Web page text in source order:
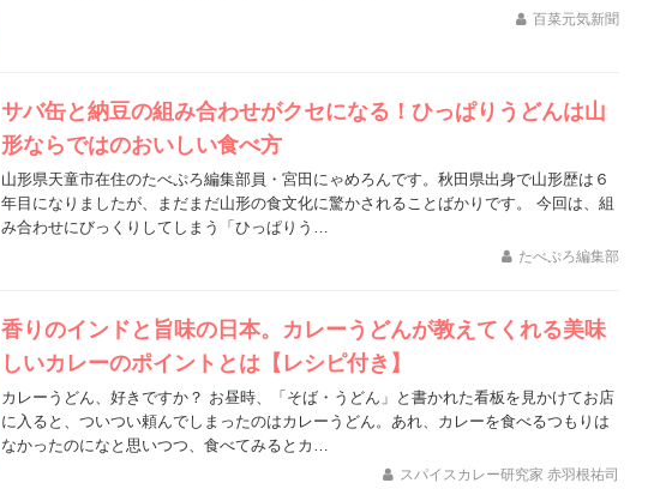
百菜元気新聞
サバ缶と納豆の組み合わせがクセになる！ひっぱりうどんは山
形ならではのおいしい食べ方
山形県天童市在住のたべぷろ編集部員・宮田にゃめろんです。秋田県出身で山形歴は６
年目になりましたが、まだまだ山形の食文化に驚かされることばかりです。 今回は、組
み合わせにびっくりしてしまう「ひっぱりう…
たべぷろ編集部
香りのインドと旨味の日本。カレーうどんが教えてくれる美味
しいカレーのポイントとは【レシピ付き】
カレーうどん、好きですか？ お昼時、「そば・うどん」と書かれた看板を見かけてお店
に入ると、ついつい頼んでしまったのはカレーうどん。あれ、カレーを食べるつもりは
なかったのになと思いつつ、食べてみるとカ…
スパイスカレー研究家 赤羽根祐司